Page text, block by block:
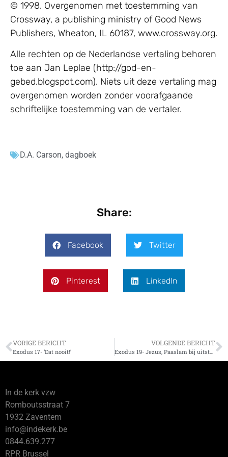
© 1998. Overgenomen met toestemming van
Crossway, a publishing ministry of Good News
Publishers, Wheaton, IL 60187, www.crossway.org.
Alle rechten op de Nederlandse vertaling behoren
toe aan Jan Leplae (http://god-en-
gebed.blogspot.com). Niets uit deze vertaling mag
overgenomen worden zonder voorafgaande
schriftelijke toestemming van de vertaler.
D.A. Carson, dagboek
Share:
Facebook Twitter
Pinterest LinkedIn
VORIGE BERICHT
Exodus 17- ‘Dat nooit!’
VOLGENDE BERICHT
Exodus 19- Jezus, Paaslam bij uitstek
In de kerk vzw
Romboutsstraat 7
1932 Zaventem
info@indekerk.be
0844.639.277
RPR Brussel